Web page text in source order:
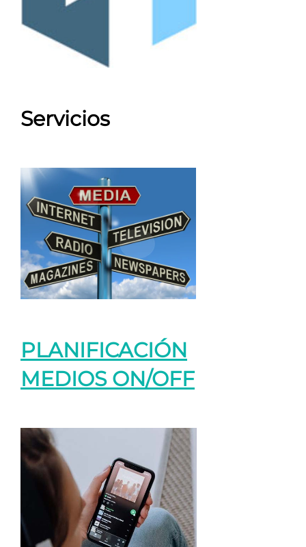
Servicios
PLANIFICACIÓN
MEDIOS ON/OFF